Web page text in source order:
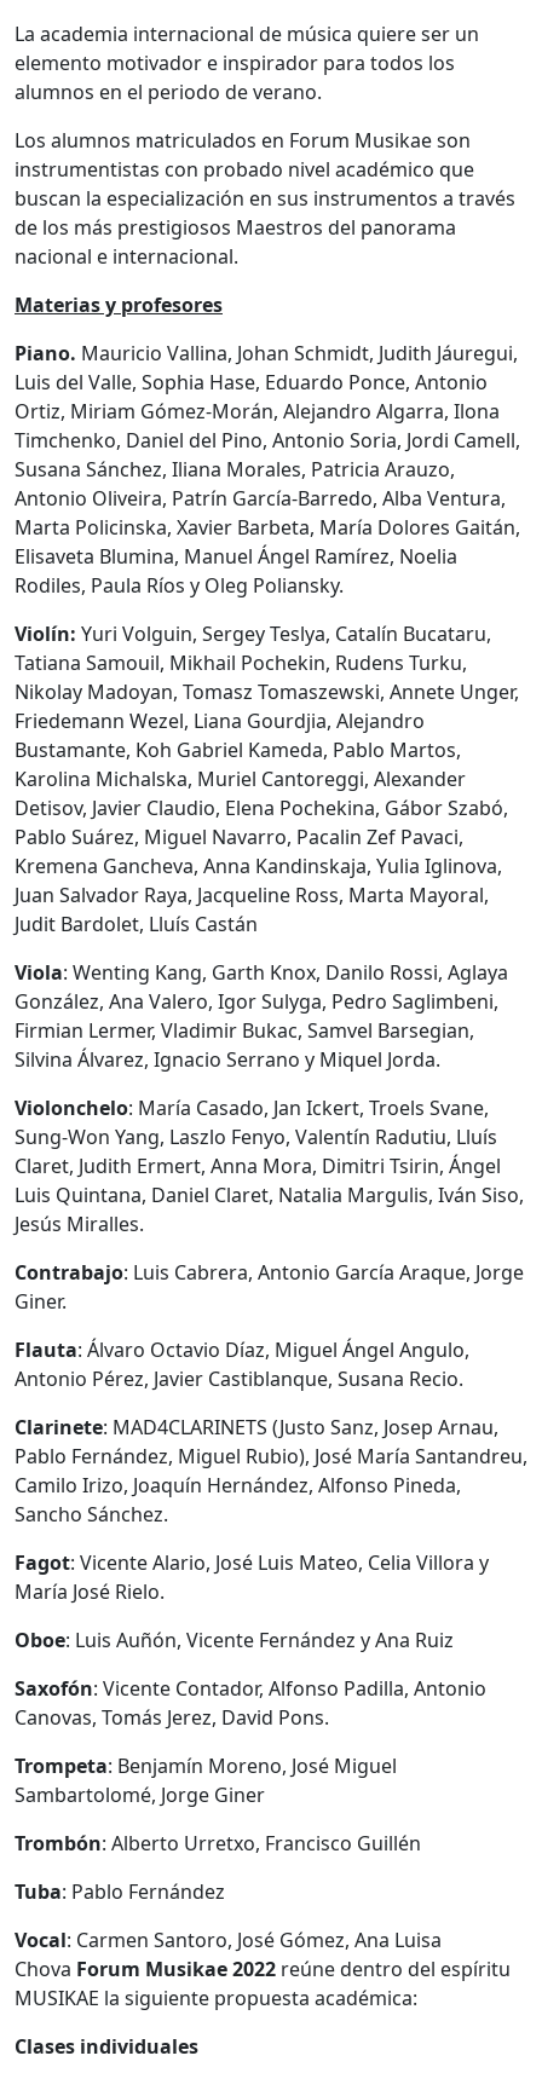
La academia internacional de música quiere ser un
elemento motivador e inspirador para todos los
alumnos en el periodo de verano.
Los alumnos matriculados en Forum Musikae son
instrumentistas con probado nivel académico que
buscan la especialización en sus instrumentos a través
de los más prestigiosos Maestros del panorama
nacional e internacional.
Materias y profesores
Piano. Mauricio Vallina, Johan Schmidt, Judith Jáuregui,
Luis del Valle, Sophia Hase, Eduardo Ponce, Antonio
Ortiz, Miriam Gómez-Morán, Alejandro Algarra, Ilona
Timchenko, Daniel del Pino, Antonio Soria, Jordi Camell,
Susana Sánchez, Iliana Morales, Patricia Arauzo,
Antonio Oliveira, Patrín García-Barredo, Alba Ventura,
Marta Policinska, Xavier Barbeta, María Dolores Gaitán,
Elisaveta Blumina, Manuel Ángel Ramírez, Noelia
Rodiles, Paula Ríos y Oleg Poliansky.
Violín: Yuri Volguin, Sergey Teslya, Catalín Bucataru,
Tatiana Samouil, Mikhail Pochekin, Rudens Turku,
Nikolay Madoyan, Tomasz Tomaszewski, Annete Unger,
Friedemann Wezel, Liana Gourdjia, Alejandro
Bustamante, Koh Gabriel Kameda, Pablo Martos,
Karolina Michalska, Muriel Cantoreggi, Alexander
Detisov, Javier Claudio, Elena Pochekina, Gábor Szabó,
Pablo Suárez, Miguel Navarro, Pacalin Zef Pavaci,
Kremena Gancheva, Anna Kandinskaja, Yulia Iglinova,
Juan Salvador Raya, Jacqueline Ross, Marta Mayoral,
Judit Bardolet, Lluís Castán
Viola: Wenting Kang, Garth Knox, Danilo Rossi, Aglaya
González, Ana Valero, Igor Sulyga, Pedro Saglimbeni,
Firmian Lermer, Vladimir Bukac, Samvel Barsegian,
Silvina Álvarez, Ignacio Serrano y Miquel Jorda.
Violonchelo: María Casado, Jan Ickert, Troels Svane,
Sung-Won Yang, Laszlo Fenyo, Valentín Radutiu, Lluís
Claret, Judith Ermert, Anna Mora, Dimitri Tsirin, Ángel
Luis Quintana, Daniel Claret, Natalia Margulis, Iván Siso,
Jesús Miralles.
Contrabajo: Luis Cabrera, Antonio García Araque, Jorge
Giner.
Flauta: Álvaro Octavio Díaz, Miguel Ángel Angulo,
Antonio Pérez, Javier Castiblanque, Susana Recio.
Clarinete: MAD4CLARINETS (Justo Sanz, Josep Arnau,
Pablo Fernández, Miguel Rubio), José María Santandreu,
Camilo Irizo, Joaquín Hernández, Alfonso Pineda,
Sancho Sánchez.
Fagot: Vicente Alario, José Luis Mateo, Celia Villora y
María José Rielo.
Oboe: Luis Auñón, Vicente Fernández y Ana Ruiz
Saxofón: Vicente Contador, Alfonso Padilla, Antonio
Canovas, Tomás Jerez, David Pons.
Trompeta: Benjamín Moreno, José Miguel
Sambartolomé, Jorge Giner
Trombón: Alberto Urretxo, Francisco Guillén
Tuba: Pablo Fernández
Vocal: Carmen Santoro, José Gómez, Ana Luisa
Chova Forum Musikae 2022 reúne dentro del espíritu
MUSIKAE la siguiente propuesta académica:
Clases individuales